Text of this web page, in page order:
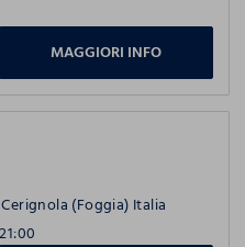
MAGGIORI INFO
(Foggia) Italia